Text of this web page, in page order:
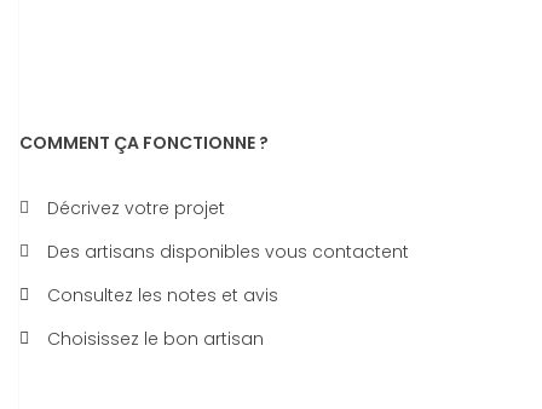
COMMENT ÇA FONCTIONNE ?
Décrivez votre projet
Des artisans disponibles vous contactent
Consultez les notes et avis
Choisissez le bon artisan